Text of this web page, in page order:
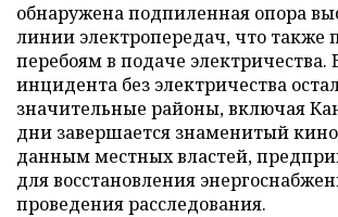
обнаружена подпиленная опора
линии электропередач, что также
перебоям в подаче электричества.
инцидента без электричества
значительные районы, включая
дни завершается знаменитый
данным местных властей,
для восстановления
проведения расследования.